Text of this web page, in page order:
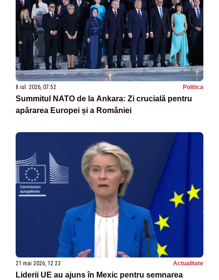
8 iul. 2026, 07:52 Politica
Summitul NATO de la Ankara: Zi crucială pentru
apărarea Europei și a României
21 mai 2026, 12:23 Actualitate
Liderii UE au ajuns în Mexic pentru semnarea